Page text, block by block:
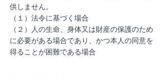
供しません。
（１）法令に基づく場合
（２）人の生命、身体又は財産の保護のため
に必要がある場合であり、かつ本人の同意を
得ることが困難である場合